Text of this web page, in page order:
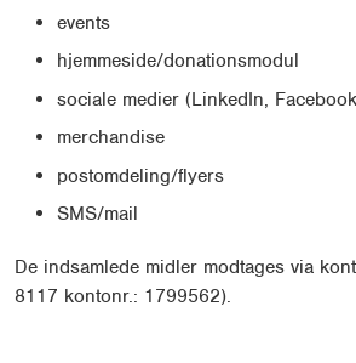
events
hjemmeside/donationsmodul
sociale medier (LinkedIn,
merchandise
postomdeling/flyers
SMS/mail
De indsamlede midler modtages via
8117 kontonr.: 1799562).